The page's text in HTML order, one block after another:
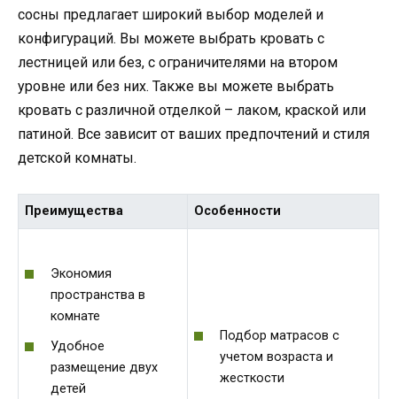
сосны предлагает широкий выбор моделей и
конфигураций. Вы можете выбрать кровать с
лестницей или без, с ограничителями на втором
уровне или без них. Также вы можете выбрать
кровать с различной отделкой – лаком, краской или
патиной. Все зависит от ваших предпочтений и стиля
детской комнаты.
Преимущества Особенности
Экономия
пространства в
комнате
Удобное
размещение двух
детей
Подбор матрасов с
учетом возраста и
жесткости